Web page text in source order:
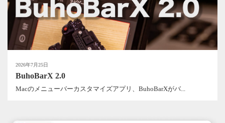
2026年7月25日
BuhoBarX 2.0
Macのメニューバーカスタマイズアプリ、BuhoBarXがバ...